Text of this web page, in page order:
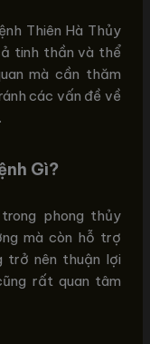
Thiên Hà Thủy
tinh thần và thể
mà cần thăm
các vấn đề về
Gì?
phong thủy
mà còn hỗ trợ
trở nên thuận lợi
rất quan tâm